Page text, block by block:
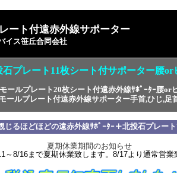
ート付遠赤外線サポーター
イス笹丘合同会社
プレート11枚シート付サポーター腰or
ールプレート20枚シート付遠赤外線ｻﾎﾟｰﾀｰ腰or
ールプレート付遠赤外線サポーター手首,ひじ,足
じるほどほどの遠赤外線ｻﾎﾟｰﾀｰ＋北投石プレート
夏期休業期間のお知らせ
～8/16まで夏期休業致します。8/17より通常営業